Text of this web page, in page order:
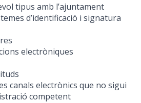
tipus amb l’ajuntament
d’identificació i signatura
electròniques
canals electrònics que no sigui
competent